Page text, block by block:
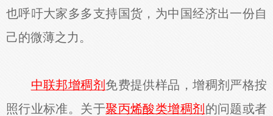
也呼吁大家多多支持国货，为中国经济出一份自
己的微薄之力。
中联邦增稠剂 免费提供样品，增稠剂严格按
照行业标准。关于聚丙烯酸类增稠剂 的问题或者